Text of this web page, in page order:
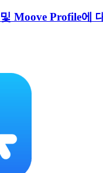
Moove Profile에